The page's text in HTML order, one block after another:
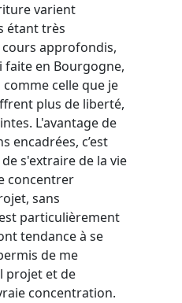
varient
étant très
cours approfondis,
faite en Bourgogne,
celle que je
plus de liberté,
L'avantage de
encadrées, c’est
s'extraire de la vie
concentrer
sans
particulièrement
tendance à se
de me
projet et de
concentration.